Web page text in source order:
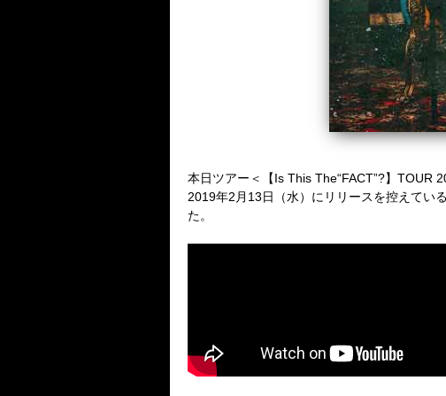
本日ツアー＜【Is This The“FACT”?】TOUR
2019年2月13日（水）にリリースを控えてい
た。